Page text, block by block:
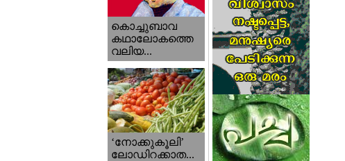
കൊച്ചുബാവ
കഥാലോകത്തെ
വലിയ...
‘നോക്കുകൂലി’
ലോഡിറക്കാത...